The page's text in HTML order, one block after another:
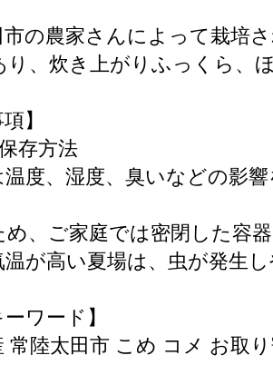
市の農家さんによって栽培
り、炊き上がりふっくら、
】
存方法
度、湿度、臭いなどの影
、ご家庭では密閉した容
が高い夏場は、虫が発生
ーワード】
常陸太田市 こめ コメ お取